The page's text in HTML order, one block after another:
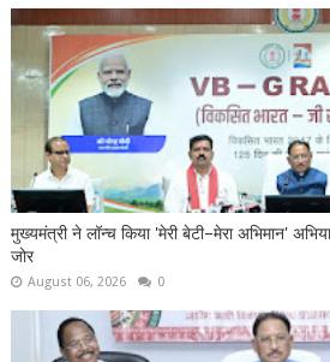
मुख्यमंत्री ने लॉन्च किया 'मेरी बेटी–मेरा अभिमान'
जोर
August 06, 2026 0